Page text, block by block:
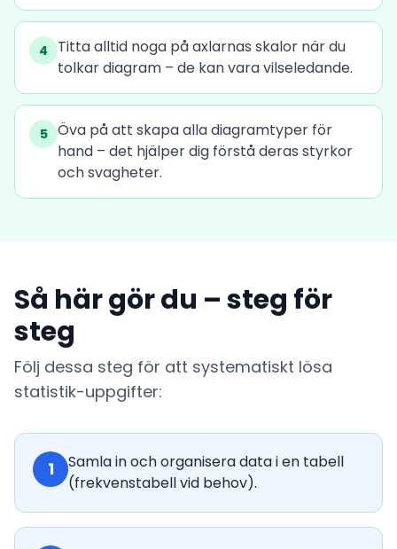
4
Titta alltid noga på axlarnas skalor när du
tolkar diagram – de kan vara vilseledande.
5 Öva på att skapa alla diagramtyper för
hand – det hjälper dig förstå deras styrkor
och svagheter.
Så här gör du – steg för
steg
Följ dessa steg för att systematiskt lösa
statistik-uppgifter:
1
Samla in och organisera data i en tabell
(frekvenstabell vid behov).